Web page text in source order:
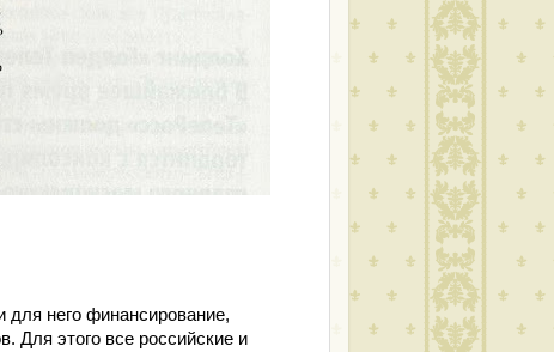
него финансирование,
Для этого все российские и